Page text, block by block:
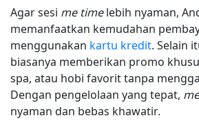
Agar sesi me timelebih nyaman,
memanfaatkan kemudahan
menggunakan kartu kredit. Selain
biasanya memberikan promo
spa, atau hobi favorit tanpa
Dengan pengelolaan yang tepat,
nyaman dan bebas khawatir.